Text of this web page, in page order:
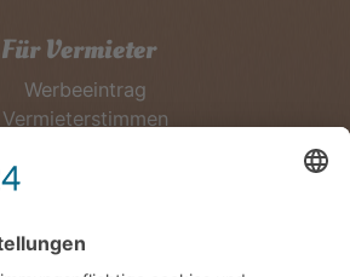
Für Vermieter
Werbeeintrag
Vermieterstimmen
Urlaubsservice